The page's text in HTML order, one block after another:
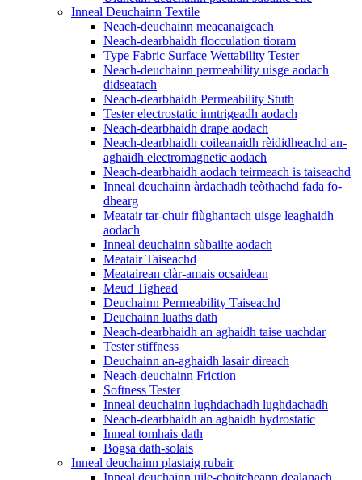
Inneal Deuchainn Textile
Neach-deuchainn meacanaigeach
Neach-dearbhaidh flocculation tioram
Type Fabric Surface Wettability Tester
Neach-deuchainn permeability uisge aodach
didseatach
Neach-dearbhaidh Permeability Stuth
Tester electrostatic inntrigeadh aodach
Neach-dearbhaidh drape aodach
Neach-dearbhaidh coileanaidh rèididheachd an-
aghaidh electromagnetic aodach
Neach-dearbhaidh aodach teirmeach is taiseachd
Inneal deuchainn àrdachadh teòthachd fada fo-
dhearg
Meatair tar-chuir fiùghantach uisge leaghaidh
aodach
Inneal deuchainn sùbailte aodach
Meatair Taiseachd
Meatairean clàr-amais ocsaidean
Meud Tighead
Deuchainn Permeability Taiseachd
Deuchainn luaths dath
Neach-dearbhaidh an aghaidh taise uachdar
Tester stiffness
Deuchainn an-aghaidh lasair dìreach
Neach-deuchainn Friction
Softness Tester
Inneal deuchainn lughdachadh lughdachadh
Neach-dearbhaidh an aghaidh hydrostatic
Inneal tomhais dath
Bogsa dath-solais
Inneal deuchainn plastaig rubair
Inneal deuchainn uile-choitcheann dealanach